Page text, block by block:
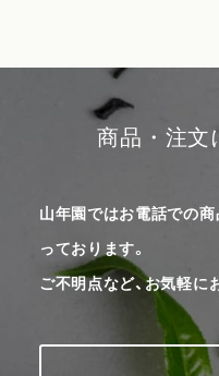
商品・注文
山年園ではお電話での
っております。
ご不明点など、お気軽に